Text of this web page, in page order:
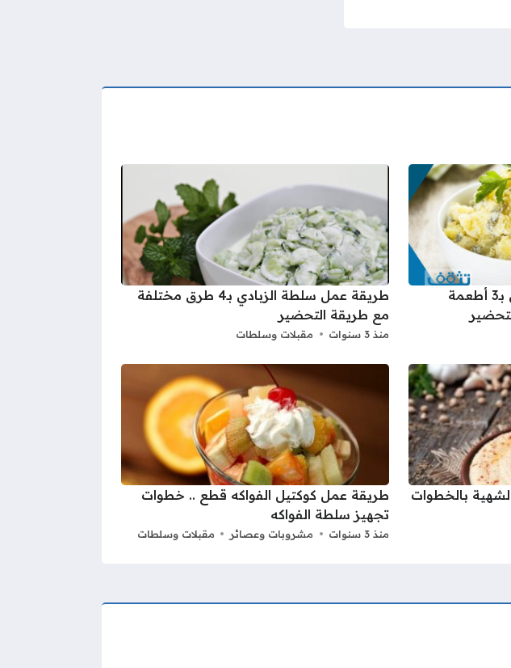
طريقة عمل سلطة البطاطس بـ3 أطعمة
طريقة عمل سلطة الزبادي بـ4 طرق مختلفة
مع طريقة التحضير
منذ 3 سنوات مقبلات وسلطات
بالخطوات
طريقة عمل كوكتيل الفواكه قطع .. خطوات
تجهيز سلطة الفواكه
منذ 3 سنوات مشروبات وعصائر مقبلات وسلطات